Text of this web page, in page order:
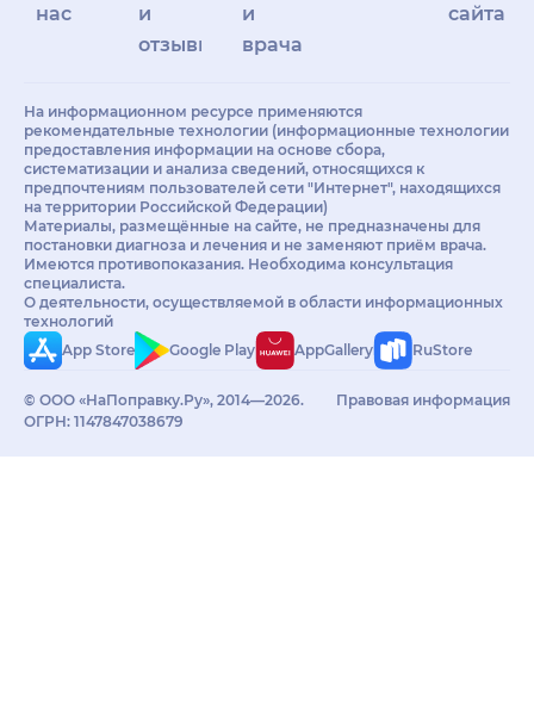
нас
и
отзывы
и
врачам
сайта
На информационном ресурсе применяются
рекомендательные технологии (информационные технологии
предоставления информации на основе сбора,
систематизации и анализа сведений, относящихся к
предпочтениям пользователей сети "Интернет", находящихся
на территории Российской Федерации)
Материалы, размещённые на сайте, не предназначены для
постановки диагноза и лечения и не заменяют приём врача.
Имеются противопоказания. Необходима консультация
специалиста.
О деятельности, осуществляемой в области информационных
технологий
App Store
Google Play AppGallery RuStore
© ООО «НаПоправку.Ру», 2014—2026.
ОГРН: 1147847038679
Правовая информация